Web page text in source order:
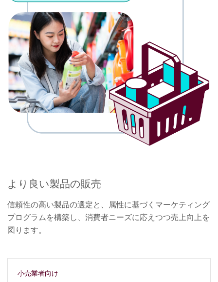
より良い製品の販売
信頼性の高い製品の選定と、属性に基づくマーケティング
プログラムを構築し、消費者ニーズに応えつつ売上向上を
図ります。
小売業者向け